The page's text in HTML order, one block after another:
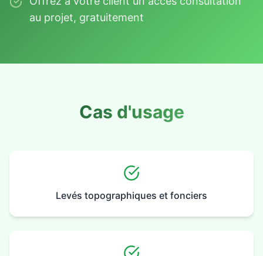
au projet, gratuitement
Cas d'usage
Levés topographiques et fonciers